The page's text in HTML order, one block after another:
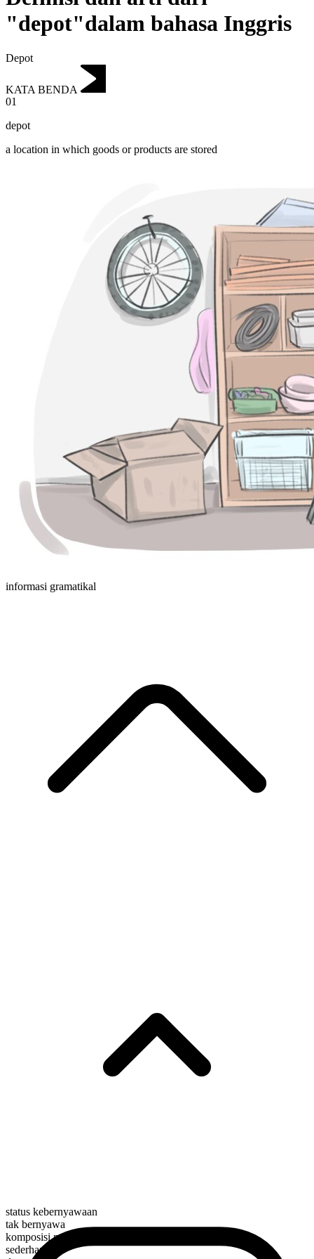
"depot"dalam bahasa Inggris
Depot
KATA BENDA
01
depot
a location in which goods or products are stored
informasi gramatikal
status kebernyawaan
tak bernyawa
komposisi morfologis
sederhana